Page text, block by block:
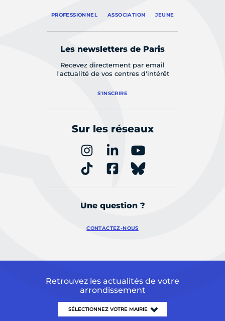
PROFESSIONNEL ASSOCIATION JEUNE
Les newsletters de Paris
Recevez directement par email
l'actualité de vos centres d'intérêt
S'INSCRIRE
Sur les réseaux
Une question ?
CONTACTEZ-NOUS
Retrouvez les actualités de votre
arrondissement